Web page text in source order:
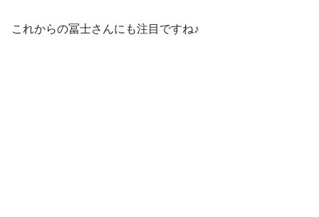
これからの冨士さんにも注目ですね♪